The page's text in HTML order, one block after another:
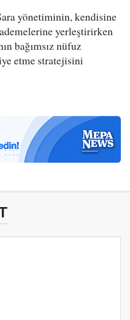
yönetiminin, kendisine
yerleştirirken
bağımsız nüfuz
etme stratejisini